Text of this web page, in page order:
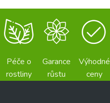
Péče o
rostliny
Garance
růstu
Výhodné
ceny